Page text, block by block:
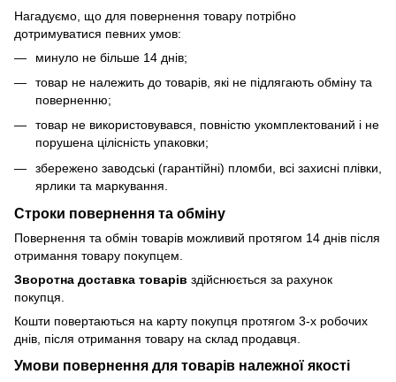
Нагадуємо, що для повернення товару потрібно
дотримуватися певних умов:
минуло не більше 14 днів;
товар не належить до товарів, які не підлягають обміну та
поверненню;
товар не використовувався, повністю укомплектований і не
порушена цілісність упаковки;
збережено заводські (гарантійні) пломби, всі захисні плівки,
ярлики та маркування.
Строки повернення та обміну
Повернення та обмін товарів можливий протягом 14 днів після
отримання товару покупцем.
Зворотна доставка товарів здійснюється за рахунок
покупця.
Кошти повертаються на карту покупця протягом 3-х робочих
днів, після отримання товару на склад продавця.
Умови повернення для товарів належної якості